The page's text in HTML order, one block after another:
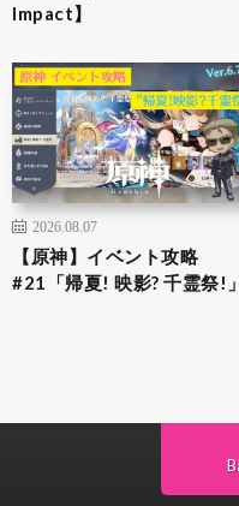
Impact】
2026.08.07
【原神】イベント攻略
#21「帰夏! 映影? 千霊祭!」